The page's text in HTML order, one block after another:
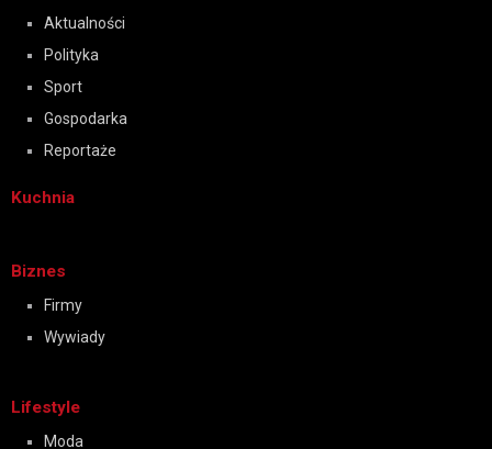
Aktualności
Polityka
Sport
Gospodarka
Reportaże
Kuchnia
Biznes
Firmy
Wywiady
Lifestyle
Moda